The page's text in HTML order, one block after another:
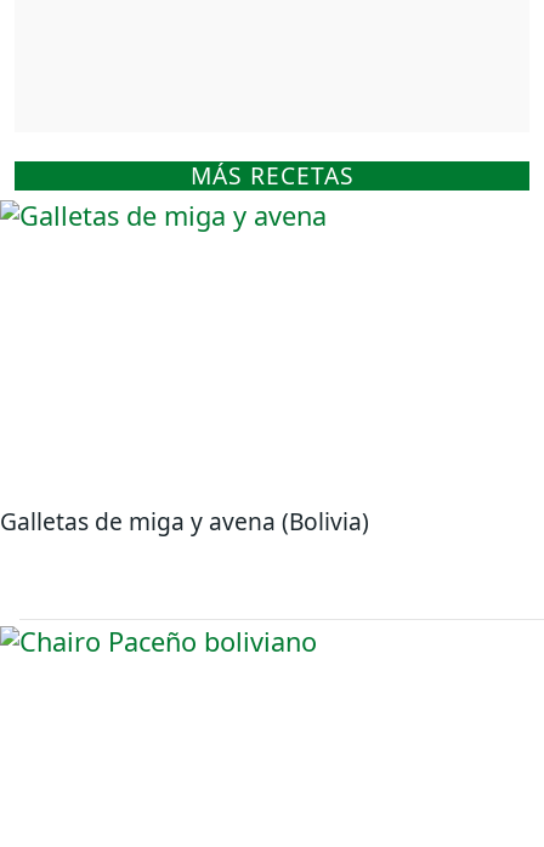
MÁS RECETAS
Galletas de miga y avena (Bolivia)